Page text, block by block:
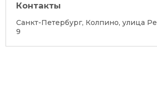
Контакты
Санкт-Петербург, Колпино, улица
9